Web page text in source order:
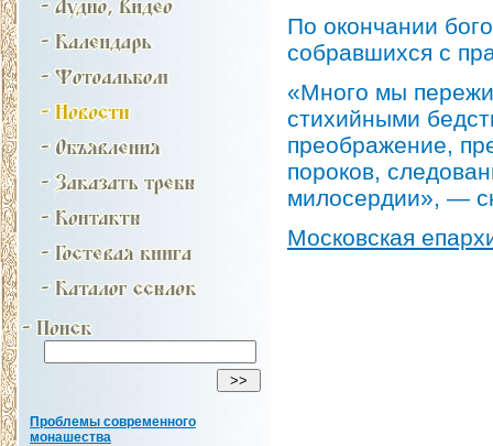
Проблемы современного
монашества
По окончании
собравшихся с
«Много мы
стихийными
преображение,
пороков,
милосердии», —
Московская